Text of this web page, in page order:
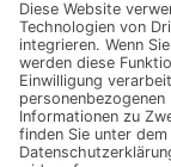
Whats App
Instagram
Menu
Startseite